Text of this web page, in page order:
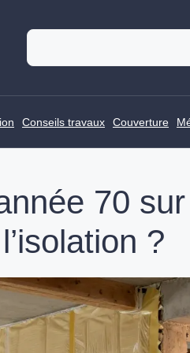
Rechercher
Conseils travaux Couverture
70
?